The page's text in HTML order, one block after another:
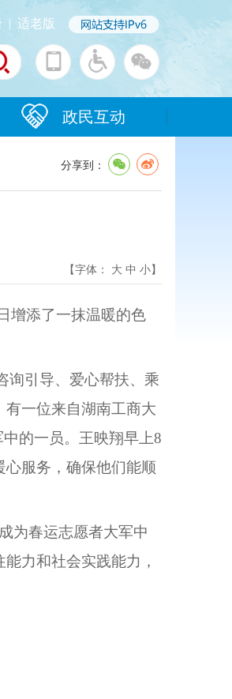
| 适老版
政民互动
分享到：
【字体： 大 中 小】
增添了一抹温暖的色
询引导、爱心帮扶、乘
一位来自湖南工商大
的一员。王映翔早上8
服务，确保他们能顺
为春运志愿者大军中
力和社会实践能力，